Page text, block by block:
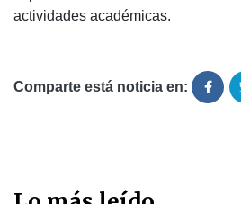
actividades académicas.
Comparte está noticia en: